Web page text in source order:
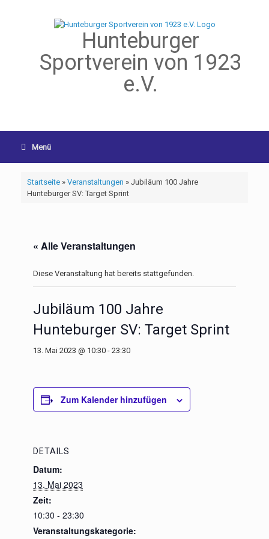
Hunteburger
Sportverein von 1923
e.V.
Menü
Startseite» Veranstaltungen » Jubiläum 100 Jahre
Hunteburger SV: Target Sprint
« Alle Veranstaltungen
Diese Veranstaltung hat bereits stattgefunden.
Jubiläum 100 Jahre
Hunteburger SV: Target Sprint
13. Mai 2023 @ 10:30 - 23:30
Zum Kalender hinzufügen
DETAILS
Datum:
13. Mai 2023
Zeit:
10:30 - 23:30
Veranstaltungskategorie: